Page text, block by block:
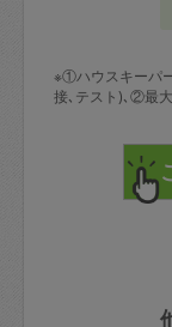
※①ハウスキーパ
接､テスト)､②最